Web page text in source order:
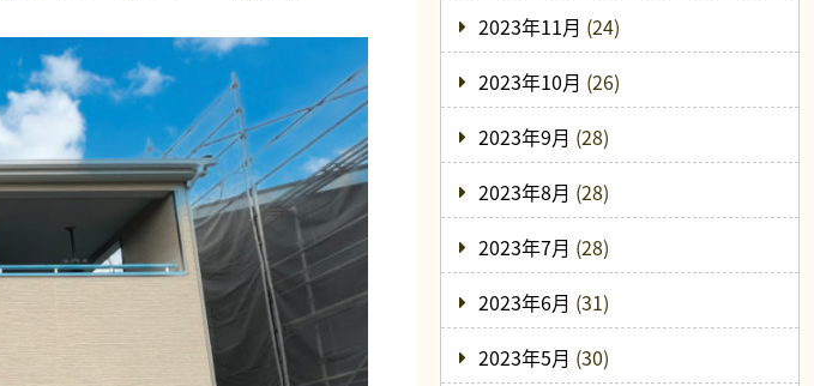
2023年11月 (24)
2023年10月 (26)
2023年9月 (28)
2023年8月 (28)
2023年7月 (28)
2023年6月 (31)
2023年5月 (30)